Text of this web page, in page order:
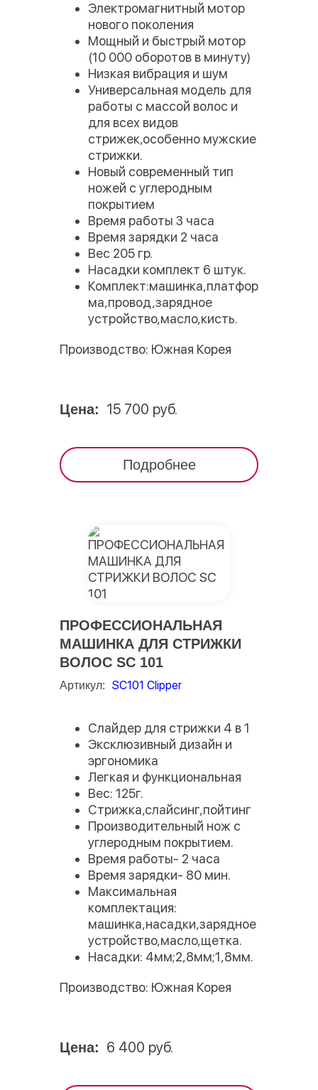
Электромагнитный мотор
нового поколения
Мощный и быстрый мотор
(10 000 оборотов в минуту)
Низкая вибрация и шум
Универсальная модель для
работы с массой волос и
для всех видов
стрижек,особенно мужские
стрижки.
Новый современный тип
ножей с углеродным
покрытием
Время работы 3 часа
Время зарядки 2 часа
Вес 205 гр.
Насадки комплект 6 штук.
Комплект:машинка,платфор
ма,провод,зарядное
устройство,масло,кисть.
Производство: Южная Корея
Цена: 15 700 руб.
Подробнее
ПРОФЕССИОНАЛЬНАЯ
МАШИНКА ДЛЯ СТРИЖКИ
ВОЛОС SC 101
Артикул: SC101 Clipper
Слайдер для стрижки 4 в 1
Эксклюзивный дизайн и
эргономика
Легкая и функциональная
Вес: 125г.
Стрижка,слайсинг,пойтинг
Производительный нож с
углеродным покрытием.
Время работы- 2 часа
Время зарядки- 80 мин.
Максимальная
комплектация:
машинка,насадки,зарядное
устройство,масло,щетка.
Насадки: 4мм;2,8мм;1,8мм.
Производство: Южная Корея
Цена: 6 400 руб.